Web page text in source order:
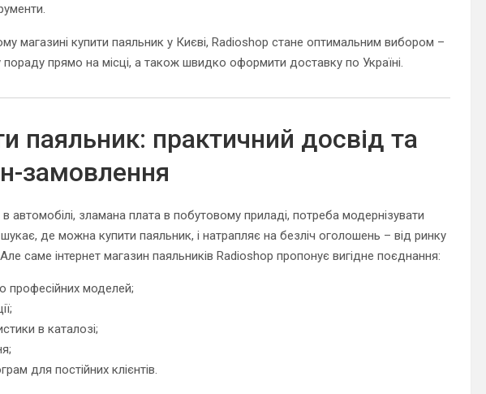
магазині купити паяльник у Києві, Radioshop стане оптимальним вибором –
прямо на місці, а також швидко оформити доставку по Україні.
паяльник: практичний досвід та
замовлення
автомобілі, зламана плата в побутовому приладі, потреба модернізувати
де можна купити паяльник, і натрапляє на безліч оголошень – від ринку
саме інтернет магазин паяльників Radioshop пропонує вигідне поєднання:
професійних моделей;
в каталозі;
для постійних клієнтів.